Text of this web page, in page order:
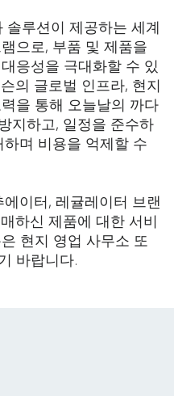
루션이 제공하는 세계
으로, 부품 및 제품을
응성을 극대화할 수 있
의 글로벌 인프라, 현지
을 통해 오늘날의 까다
지하고, 일정을 준수하
며 비용을 억제할 수
이터, 레귤레이터 브랜
하신 제품에 대한 서비
현지 영업 사무소 또
기 바랍니다.